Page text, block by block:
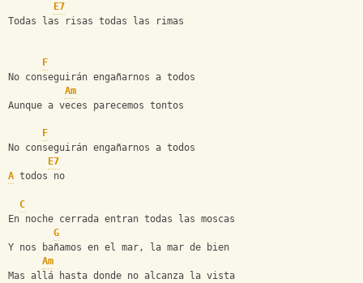
E7
Todas las risas todas las rimas
F
No conseguirán engañarnos a todos
Am
Aunque a veces parecemos tontos
F
No conseguirán engañarnos a todos
E7
A todos no
C
En noche cerrada entran todas las moscas
G
Y nos bañamos en el mar, la mar de bien
Am
Mas allá hasta donde no alcanza la vista